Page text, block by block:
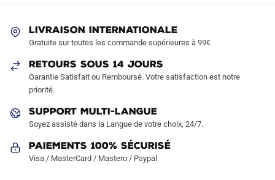
être
choisies
sur
page
produit
LIVRAISON INTERNATIONALE
Gratuite sur toutes les commande supérieures à 99€
RETOURS SOUS 14 JOURS
Garantie Satisfait ou Remboursé. Votre satisfaction est notre
priorité.
SUPPORT MULTI-LANGUE
Soyez assisté dans la Langue de votre choix, 24/7.
Paiements 100% Sécurisé
Visa / MasterCard / Mastero / Paypal